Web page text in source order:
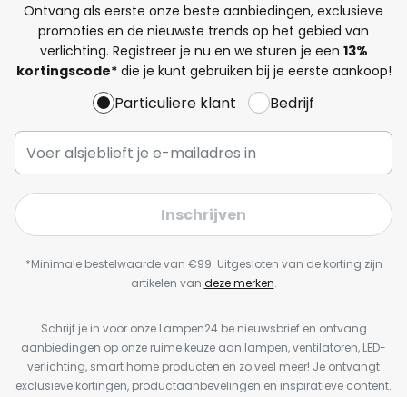
Ontvang als eerste onze beste aanbiedingen, exclusieve
promoties en de nieuwste trends op het gebied van
verlichting. Registreer je nu en we sturen je een 13%
kortingscode*die je kunt gebruiken bij je eerste aankoop!
Particuliere klant Bedrijf
Inschrijven
*Minimale bestelwaarde van €99. Uitgesloten van de korting zijn
artikelen van deze merken.
Schrijf je in voor onze Lampen24.be nieuwsbrief en ontvang
aanbiedingen op onze ruime keuze aan lampen, ventilatoren, LED-
verlichting, smart home producten en zo veel meer! Je ontvangt
exclusieve kortingen, productaanbevelingen en inspiratieve content.